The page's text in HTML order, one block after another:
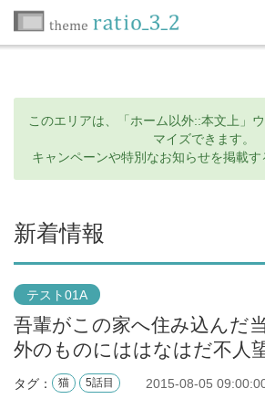
このエリアは、「ホーム以外::本文上」
マイズできます。
キャンペーンや特別なお知らせを掲載す
新着情報
テスト01A
吾輩がこの家へ住み込んだ
外のものにははなはだ不人
タグ： 猫 5話目 2015-08-05